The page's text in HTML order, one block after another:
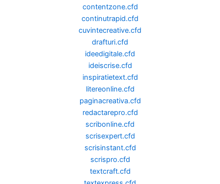
contentzone.cfd
continutrapid.cfd
cuvintecreative.cfd
drafturi.cfd
ideedigitale.cfd
ideiscrise.cfd
inspiratietext.cfd
litereonline.cfd
paginacreativa.cfd
redactarepro.cfd
scribonline.cfd
scrisexpert.cfd
scrisinstant.cfd
scrispro.cfd
textcraft.cfd